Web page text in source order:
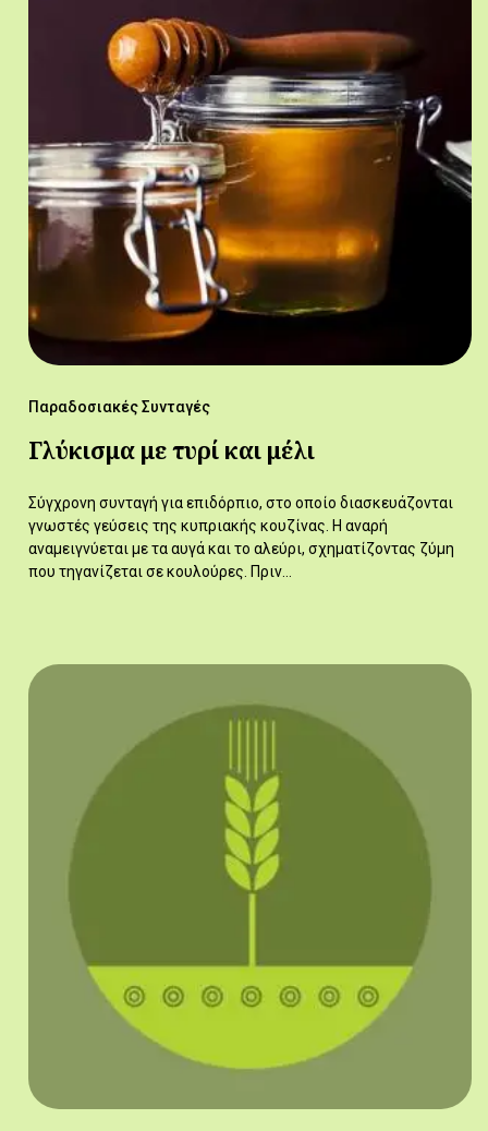
Παραδοσιακές Συνταγές
Γλύκισμα με τυρί και μέλι
Σύγχρονη συνταγή για επιδόρπιο, στο οποίο διασκευάζονται
γνωστές γεύσεις της κυπριακής κουζίνας. Η αναρή
αναμειγνύεται με τα αυγά και το αλεύρι, σχηματίζοντας ζύμη
που τηγανίζεται σε κουλούρες. Πριν…